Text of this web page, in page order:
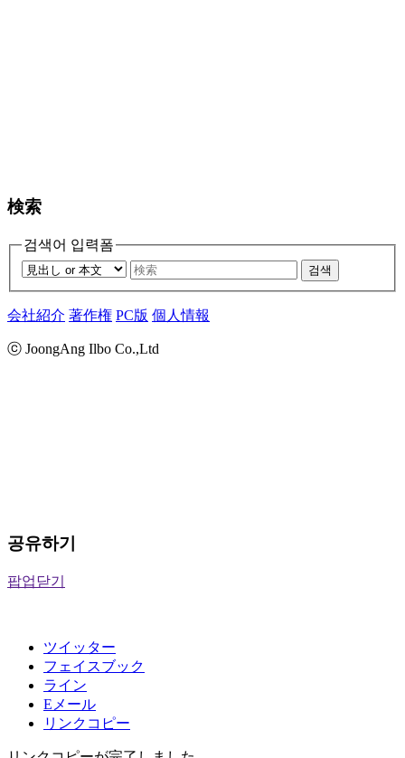
検索
검색어 입력폼
검색
会社紹介 著作権 PC版 個人情報
ⓒ JoongAng Ilbo Co.,Ltd
공유하기
팝업닫기
ツイッター
フェイスブック
ライン
Eメール
リンクコピー